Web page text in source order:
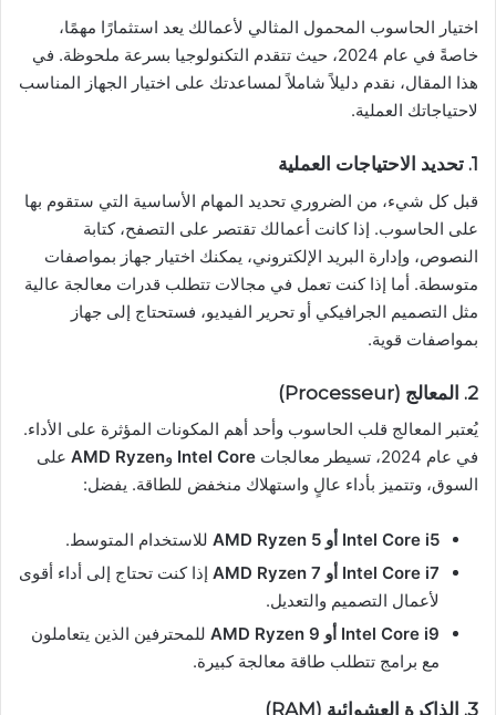
اختيار الحاسوب المحمول المثالي لأعمالك يعد استثمارًا مهمًا،
خاصةً في عام 2024، حيث تتقدم التكنولوجيا بسرعة ملحوظة. في
هذا المقال، نقدم دليلاً شاملاً لمساعدتك على اختيار الجهاز المناسب
لاحتياجاتك العملية.
1. تحديد الاحتياجات العملية
قبل كل شيء، من الضروري تحديد المهام الأساسية التي ستقوم بها
على الحاسوب. إذا كانت أعمالك تقتصر على التصفح، كتابة
النصوص، وإدارة البريد الإلكتروني، يمكنك اختيار جهاز بمواصفات
متوسطة. أما إذا كنت تعمل في مجالات تتطلب قدرات معالجة عالية
مثل التصميم الجرافيكي أو تحرير الفيديو، فستحتاج إلى جهاز
بمواصفات قوية.
2. المعالج (Processeur)
يُعتبر المعالج قلب الحاسوب وأحد أهم المكونات المؤثرة على الأداء.
في عام 2024، تسيطر معالجات
Intel Core وAMD Ryzen على
السوق، وتتميز بأداء عالٍ واستهلاك منخفض للطاقة. يفضل:
Intel Core i5 أو AMD Ryzen 5
للاستخدام المتوسط.
Intel Core i7 أو AMD Ryzen 7
إذا كنت تحتاج إلى أداء أقوى
لأعمال التصميم والتعديل.
Intel Core i9 أو AMD Ryzen 9
للمحترفين الذين يتعاملون
مع برامج تتطلب طاقة معالجة كبيرة.
3. الذاكرة العشوائية (RAM)